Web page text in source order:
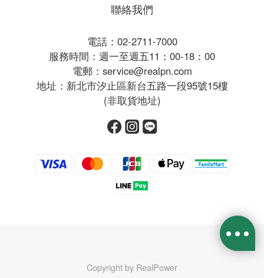
聯絡我們
電話：02-2711-7000
服務時間：週一至週五11：00-18：00
電郵：service@realpn.com
地址：新北市汐止區新台五路一段95號15樓
(非取貨地址)
Copyright by RealPower